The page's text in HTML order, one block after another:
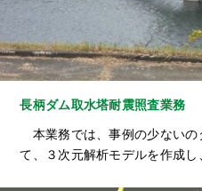
長柄ダム取水塔耐震照査業務
本業務では、事例の少ないの
て、３次元解析モデルを作成し